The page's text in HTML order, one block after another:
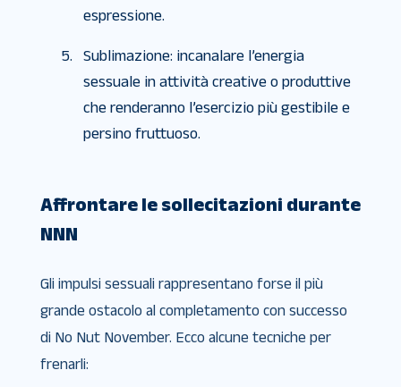
espressione.
Sublimazione: incanalare l’energia
sessuale in attività creative o produttive
che renderanno l’esercizio più gestibile e
persino fruttuoso.
Affrontare le sollecitazioni durante
NNN
Gli impulsi sessuali rappresentano forse il più
grande ostacolo al completamento con successo
di No Nut November. Ecco alcune tecniche per
frenarli: